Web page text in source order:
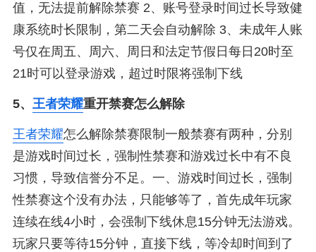
值，无法提前解除禁赛 2、账号登录时间过长导致健
康系统时长限制，第二天会自动解除 3、未成年人账
号仅在周五、周六、周日和法定节假日每日20时至
21时可以登录游戏，超过时限将强制下线
5、 王者荣耀重开禁赛怎么解除
王者荣耀怎么解除禁赛限制一般禁赛有两种，分别
是游戏时间过长，强制性禁赛和游戏过长中有不良
习惯，导致信誉分不足。一、游戏时间过长，强制
性禁赛这个没有办法，只能够等了，首先成年玩家
连续在线4小时，会强制下线休息15分钟无法游戏。
玩家只要等待15分钟，直接下线，等冷却时间到了